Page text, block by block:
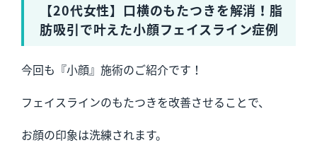
【20代女性】口横のもたつきを解消！脂
肪吸引で叶えた小顔フェイスライン症例
今回も『小顔』施術のご紹介です！
フェイスラインのもたつきを改善させることで、
お顔の印象は洗練されます。